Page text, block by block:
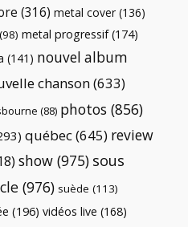
(316) metal cover (136)
(98) metal progressif(174)
(141) nouvel album
chanson(633)
(88) photos (856)
québec(645) review
show (975) sous
(976) suède (113)
(196) vidéos live (168)